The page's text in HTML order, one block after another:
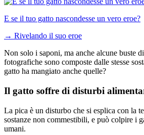
E se il tuo gatto nascondesse un vero eroe?
→ Rivelando il suo eroe
Non solo i saponi, ma anche alcune buste
fotografiche sono composte dalle stesse
gatto ha mangiato anche quelle?
Il gatto soffre di disturbi
La pica è un disturbo che si esplica con la
sostanze non commestibili, e può colpire i
umani.